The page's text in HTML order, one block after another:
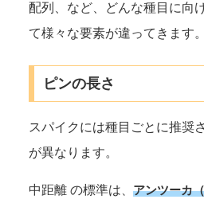
配列、など、どんな種目に向
て様々な要素が違ってきます。
ピンの長さ
スパイクには種目ごとに推奨
が異なります。
中距離 の標準は アンツーカ